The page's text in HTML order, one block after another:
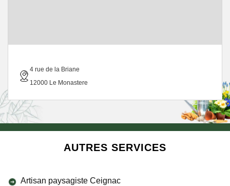
4 rue de la Briane
12000 Le Monastere
AUTRES SERVICES
Artisan paysagiste Ceignac